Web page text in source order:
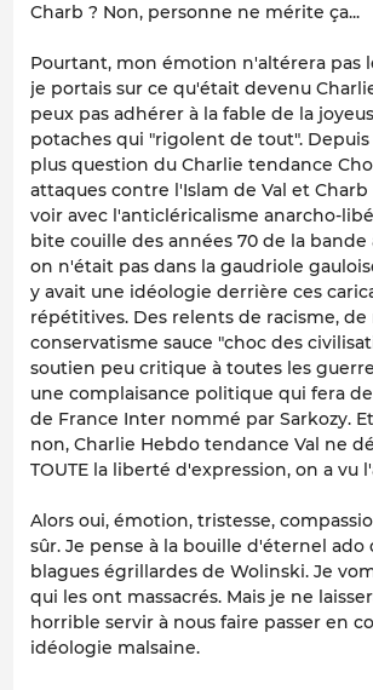
Charb ? Non, personne ne mérite ça...
Pourtant, mon émotion n'altérera pas
je portais sur ce qu'était devenu
peux pas adhérer à la fable de la
potaches qui "rigolent de tout". Depuis
plus question du Charlie tendance
attaques contre l'Islam de Val et
voir avec l'anticléricalisme anarcho-
bite couille des années 70 de la bande
on n'était pas dans la gaudriole
y avait une idéologie derrière ces
répétitives. Des relents de racisme, de
conservatisme sauce "choc des
soutien peu critique à toutes les
une complaisance politique qui fera
de France Inter nommé par Sarkozy.
non, Charlie Hebdo tendance Val ne
TOUTE la liberté d'expression, on a vu
Alors oui, émotion, tristesse,
sûr. Je pense à la bouille d'éternel ado
blagues égrillardes de Wolinski. Je
qui les ont massacrés. Mais je ne
horrible servir à nous faire passer en
idéologie malsaine.